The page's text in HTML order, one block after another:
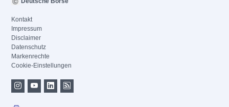
Kontakt
Impressum
Disclaimer
Datenschutz
Markenrechte
Cookie-Einstellungen